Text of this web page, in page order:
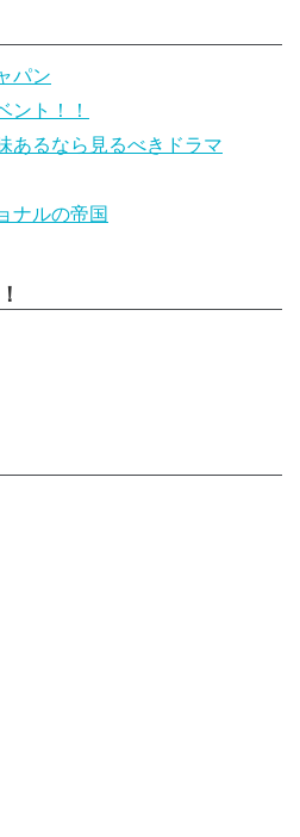
パン
ント！！
あるなら見るべきドラマ
ナルの帝国